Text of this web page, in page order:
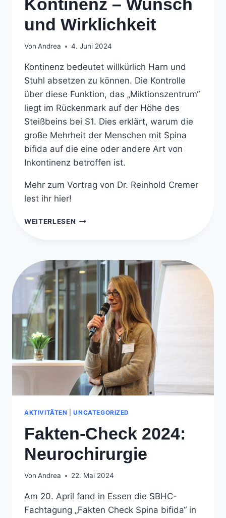
und Wirklichkeit
Von Andrea 4. Juni 2024
Kontinenz bedeutet willkürlich Harn und
Stuhl absetzen zu können. Die Kontrolle
über diese Funktion, das „Miktionszentrum“
liegt im Rückenmark auf der Höhe des
Steißbeins bei S1. Dies erklärt, warum die
große Mehrheit der Menschen mit Spina
bifida auf die eine oder andere Art von
Inkontinenz betroffen ist.
Mehr zum Vortrag von Dr. Reinhold Cremer
lest ihr hier!
WEITERLESEN KONTINENZ
WIRKLICHKEIT
AKTIVITÄTEN |UNCATEGORIZED
Fakten-Check 2024:
Neurochirurgie
Von Andrea 22. Mai 2024
Am 20. April fand in Essen die SBHC-
Fachtagung „Fakten Check Spina bifida“ in